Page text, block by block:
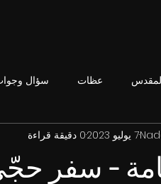
عظات سؤال
- سفر
7 يوليو 2023 0 دقيقة قراءة